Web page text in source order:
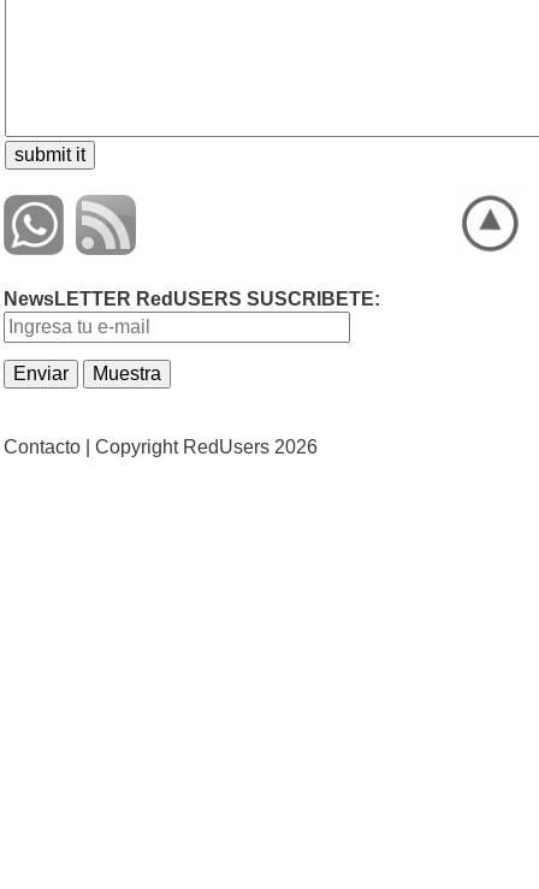
NewsLETTER RedUSERS SUSCRIBETE:
Contacto | Copyright RedUsers 2026